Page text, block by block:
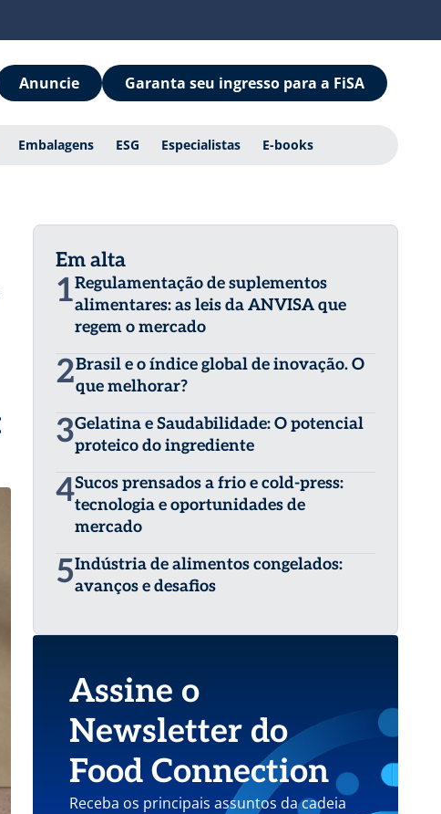
Anuncie Garanta seu ingresso para a FiSA
Embalagens ESG Especialistas E-books
Em alta
1Regulamentação de suplementos
alimentares: as leis da ANVISA que
regem o mercado
2Brasil e o índice global de inovação. O
que melhorar?
3Gelatina e Saudabilidade: O potencial
proteico do ingrediente
4Sucos prensados a frio e cold-press:
tecnologia e oportunidades de
mercado
5Indústria de alimentos congelados:
avanços e desafios
Assine o
Newsletter do
Food Connection
Receba os principais assuntos da cadeia